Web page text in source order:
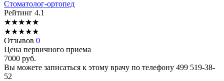
Стоматолог-ортопед
Рейтинг 4.1
★★★★★
★★★★★
Отзывов 0
Цена первичного приема
7000 руб.
Вы можете записаться к этому врачу по телефону 499 519-38-
52